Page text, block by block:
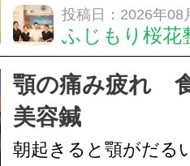
らえますか？A. はい
湿布は痛みを和らげ
すが、原因そのもの
いこともあります。
原因を確認し、お一
投稿日：2026年08
ふじもり桜花
顎の痛み疲れ
美容鍼
朝起きると顎がだる